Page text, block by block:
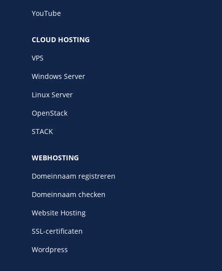
YouTube
CLOUD HOSTING
VPS
Windows Server
Linux Server
OpenStack
STACK
WEBHOSTING
Domeinnaam registreren
Domeinnaam checken
Website Hosting
SSL-certificaten
Wordpress